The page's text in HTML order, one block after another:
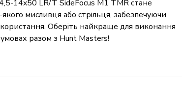
14x50 LR/T SideFocus M1 TMR стане
мисливця або стрільця, забезпечуючи
Оберіть найкраще для виконання
разом з Hunt Masters!